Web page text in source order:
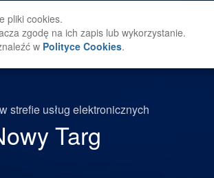
strefie usług elektronicznych
Targ
pliki cookies.
zgodę na ich zapis lub wykorzystanie.
w Polityce Cookies.